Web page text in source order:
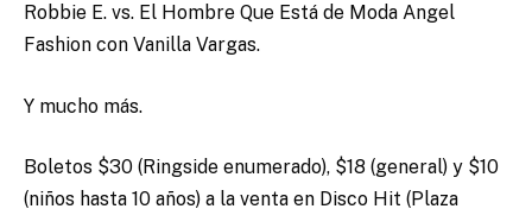
Robbie E. vs. El Hombre Que Está de Moda Angel
Fashion con Vanilla Vargas.
Y mucho más.
Boletos $30 (Ringside enumerado), $18 (general) y $10
(niños hasta 10 años) a la venta en Disco Hit (Plaza